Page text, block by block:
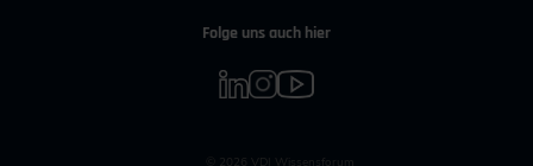
Folge uns auch hier